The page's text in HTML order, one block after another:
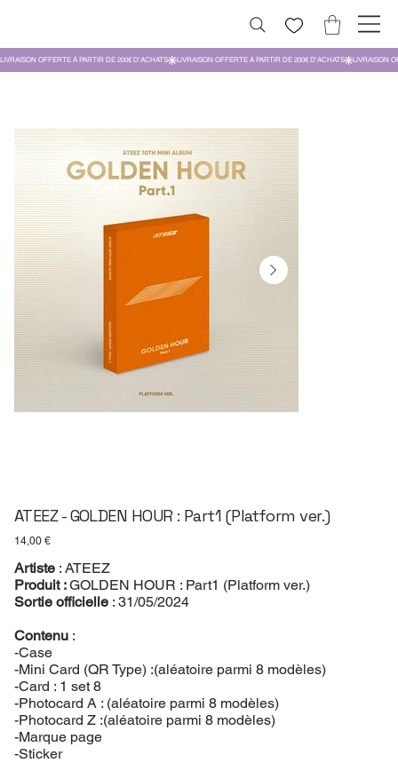
ATEEZ - GOLDEN HOUR : Part1 (Platform ver.)
Prix
14,00 €
Artiste : ATEEZ
Produit :GOLDEN HOUR : Part1 (Platform ver.)
Sortie officielle : 31/05/2024
Contenu:
-Case
-Mini Card (QR Type) :(aléatoire parmi 8 modèles)
-Card : 1 set 8
-Photocard A : (aléatoire parmi 8 modèles)
-Photocard Z :(aléatoire parmi 8 modèles)
-Marque page
-Sticker